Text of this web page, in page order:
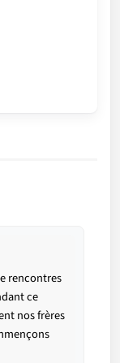
rencontres
ce
nos frères